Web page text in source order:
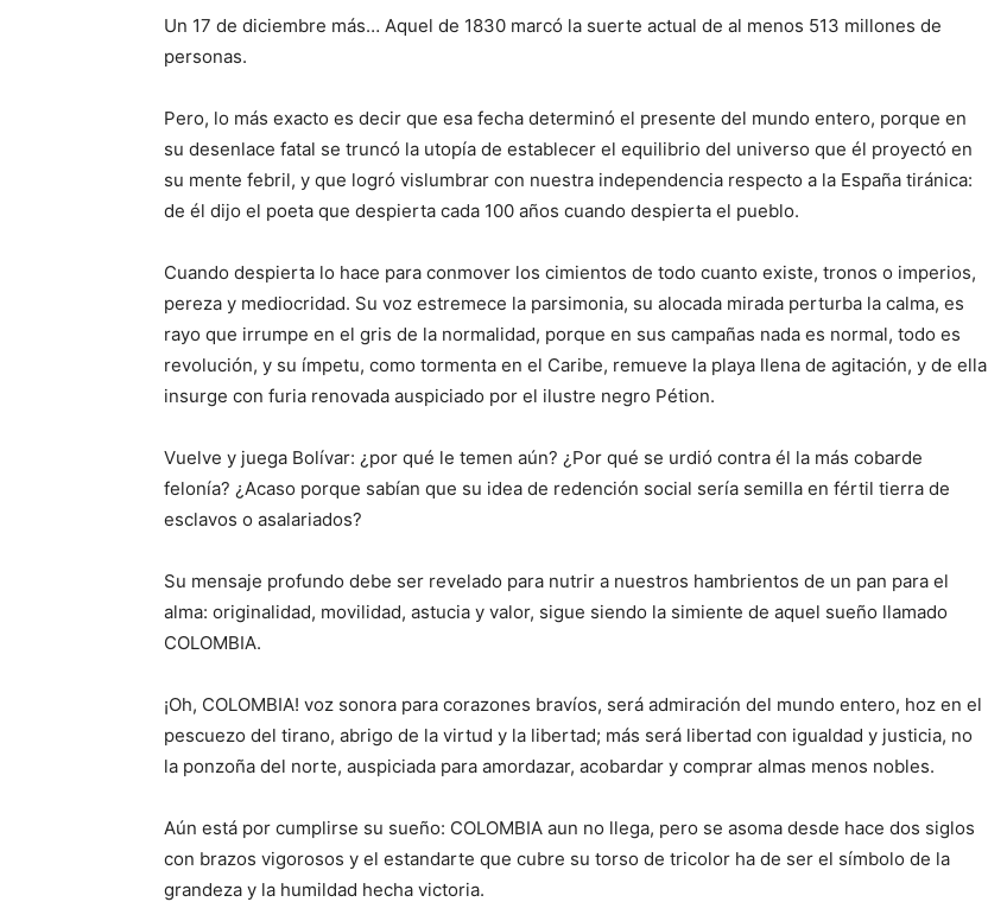
Un 17 de diciembre más… Aquel de 1830 marcó la suerte actual de al menos 513 millones de
personas.
Pero, lo más exacto es decir que esa fecha determinó el presente del mundo entero, porque en
su desenlace fatal se truncó la utopía de establecer el equilibrio del universo que él proyectó en
su mente febril, y que logró vislumbrar con nuestra independencia respecto a la España tiránica:
de él dijo el poeta que despierta cada 100 años cuando despierta el pueblo.
Cuando despierta lo hace para conmover los cimientos de todo cuanto existe, tronos o imperios,
pereza y mediocridad. Su voz estremece la parsimonia, su alocada mirada perturba la calma, es
rayo que irrumpe en el gris de la normalidad, porque en sus campañas nada es normal, todo es
revolución, y su ímpetu, como tormenta en el Caribe, remueve la playa llena de agitación, y de ella
insurge con furia renovada auspiciado por el ilustre negro Pétion.
Vuelve y juega Bolívar: ¿por qué le temen aún? ¿Por qué se urdió contra él la más cobarde
felonía? ¿Acaso porque sabían que su idea de redención social sería semilla en fértil tierra de
esclavos o asalariados?
Su mensaje profundo debe ser revelado para nutrir a nuestros hambrientos de un pan para el
alma: originalidad, movilidad, astucia y valor, sigue siendo la simiente de aquel sueño llamado
COLOMBIA.
¡Oh, COLOMBIA! voz sonora para corazones bravíos, será admiración del mundo entero, hoz en el
pescuezo del tirano, abrigo de la virtud y la libertad; más será libertad con igualdad y justicia, no
la ponzoña del norte, auspiciada para amordazar, acobardar y comprar almas menos nobles.
Aún está por cumplirse su sueño: COLOMBIA aun no llega, pero se asoma desde hace dos siglos
con brazos vigorosos y el estandarte que cubre su torso de tricolor ha de ser el símbolo de la
grandeza y la humildad hecha victoria.